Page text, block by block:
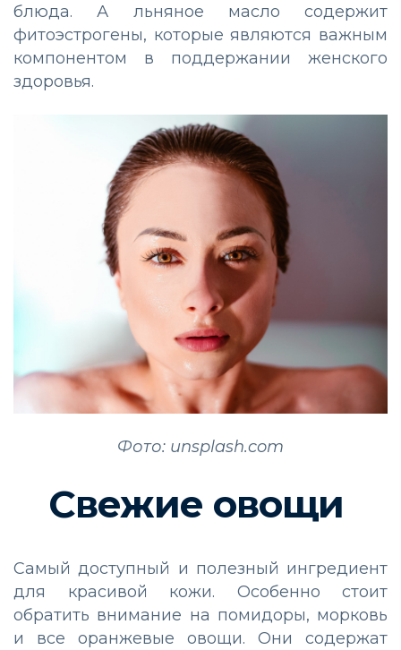
блюда. А льняное масло содержит
фитоэстрогены, которые являются важным
компонентом в поддержании женского
здоровья.
Фото: unsplash.com
Свежие овощи
Самый доступный и полезный ингредиент
для красивой кожи. Особенно стоит
обратить внимание на помидоры, морковь
и все оранжевые овощи. Они содержат